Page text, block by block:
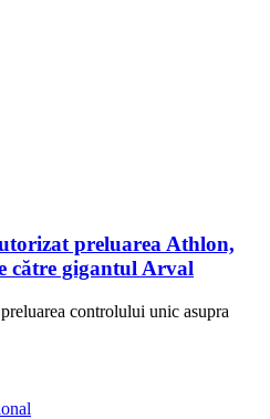
preluarea Athlon,
către gigantul Arval
controlului unic asupra